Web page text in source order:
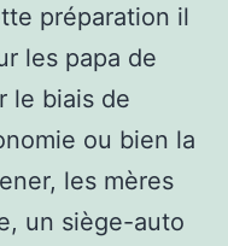
préparation il
les papa de
le biais de
ou bien la
les mères
un siège-auto